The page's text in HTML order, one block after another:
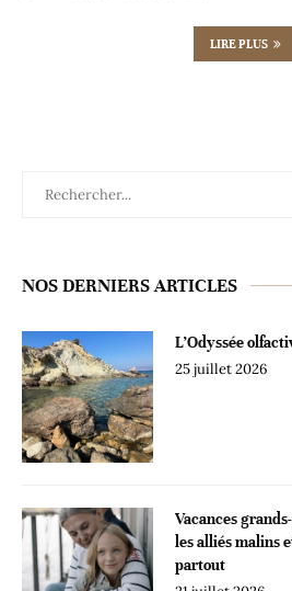
LIRE PLUS
NOS DERNIERS ARTICLES
L’Odyssée
25 juillet 2026
Vacances
les alliés malins
partout